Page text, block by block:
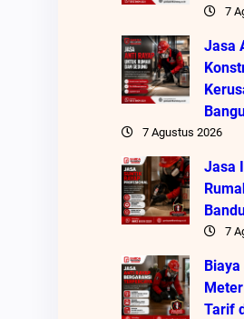
7
Jasa
7 Agustus 2026
Jasa
7
Tarif